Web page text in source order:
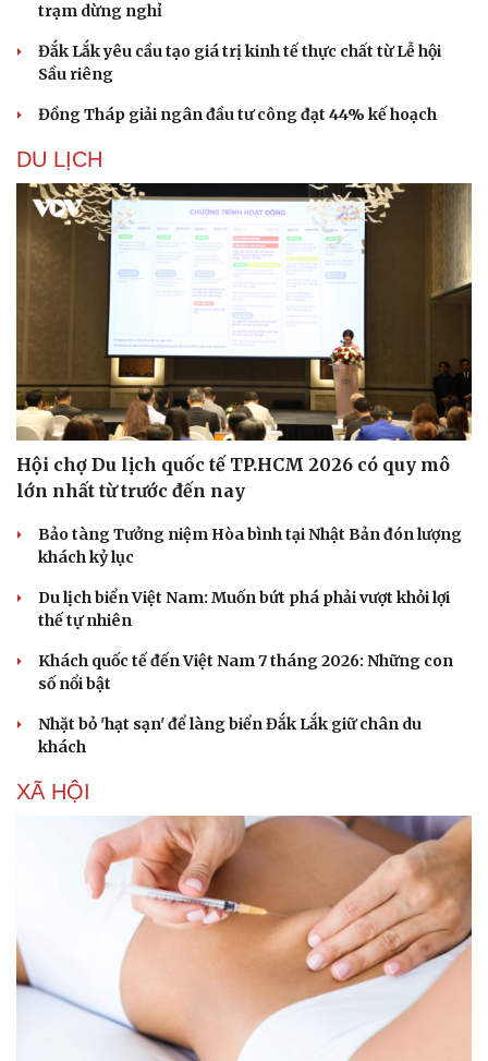
Sức khỏe
Dinh dưỡng - món ngon
Sản phụ khoa
Làm đẹp - giảm cân
Phòng mạch online
Ăn sạch sống khỏe
Đời sống
Nhà đẹp
trạm dừng nghỉ
Đắk Lắk yêu cầu tạo giá trị kinh tế thực chất từ Lễ hội
Sầu riêng
Đồng Tháp giải ngân đầu tư công đạt 44% kế hoạch
DU LỊCH
Hội chợ Du lịch quốc tế TP.HCM 2026 có quy mô
lớn nhất từ trước đến nay
Bảo tàng Tưởng niệm Hòa bình tại Nhật Bản đón lượng
khách kỷ lục
Du lịch biển Việt Nam: Muốn bứt phá phải vượt khỏi lợi
thế tự nhiên
Khách quốc tế đến Việt Nam 7 tháng 2026: Những con
số nổi bật
Nhặt bỏ 'hạt sạn' để làng biển Đắk Lắk giữ chân du
khách
XÃ HỘI